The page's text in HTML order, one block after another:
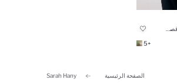
+5
الصفحة الرئيسية Sarah Hany